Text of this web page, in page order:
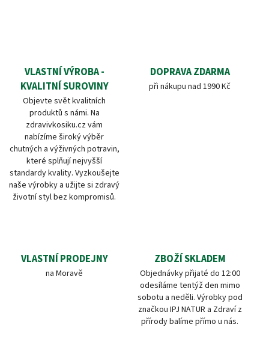
VLASTNÍ VÝROBA -
KVALITNÍ SUROVINY
Objevte svět kvalitních
produktů s námi. Na
zdravivkosiku.cz vám
nabízíme široký výběr
chutných a výživných potravin,
které splňují nejvyšší
standardy kvality. Vyzkoušejte
naše výrobky a užijte si zdravý
životní styl bez kompromisů.
DOPRAVA ZDARMA
při nákupu nad 1990 Kč
VLASTNÍ PRODEJNY
na Moravě
ZBOŽÍ SKLADEM
Objednávky přijaté do 12:00
odesíláme tentýž den mimo
sobotu a neděli. Výrobky pod
značkou IPJ NATUR a Zdraví z
přírody balíme přímo u nás.